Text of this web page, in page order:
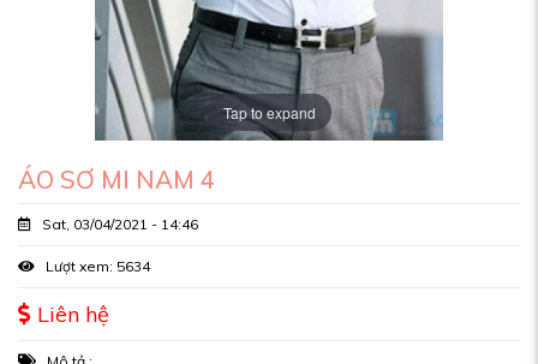
Tap to expand
ÁO SƠ MI NAM 4
Sat, 03/04/2021 - 14:46
Lượt xem: 5634
Liên hệ